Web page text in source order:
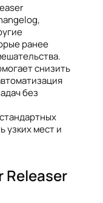
ранее
снизить
без
узких мест и
Releaser